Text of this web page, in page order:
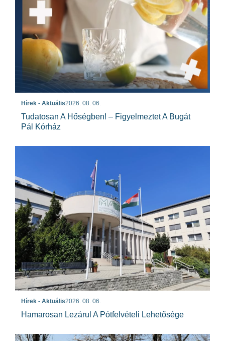
Hírek - Aktuális2026. 08. 06.
Tudatosan A Hőségben! – Figyelmeztet A Bugát
Pál Kórház
Hírek - Aktuális2026. 08. 06.
Hamarosan Lezárul A Pótfelvételi Lehetősége